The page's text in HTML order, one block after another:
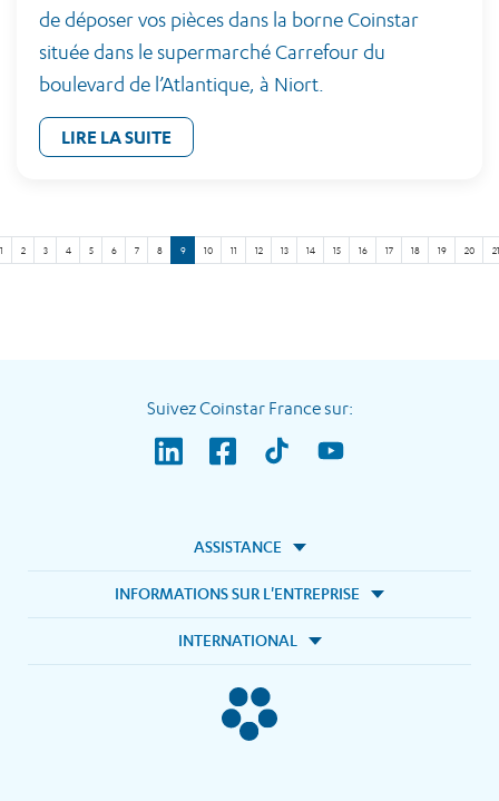
de déposer vos pièces dans la borne Coinstar
située dans le supermarché Carrefour du
boulevard de l’Atlantique, à Niort.
LIRE LA SUITE
1 2 3 4 5 6 7 8 9 10 11 12 13 14 15 16 17 18 19 20 21
Suivez Coinstar France sur:
ASSISTANCE
INFORMATIONS SUR L'ENTREPRISE
INTERNATIONAL